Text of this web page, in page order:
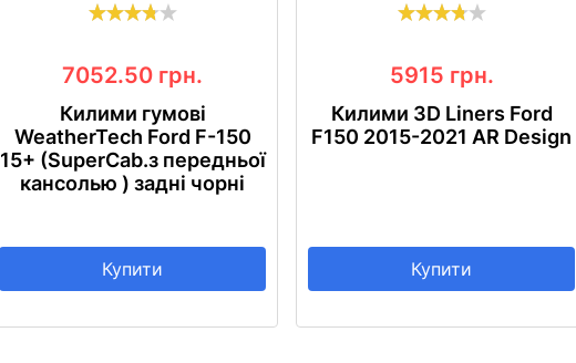
7052.50 грн.
Килими гумові
WeatherTech Ford F-150
15+ (SuperCab.з передньої
кансолью ) задні чорні
Купити
5915 грн.
Килими 3D Liners Ford
F150 2015-2021 AR Design
Купити